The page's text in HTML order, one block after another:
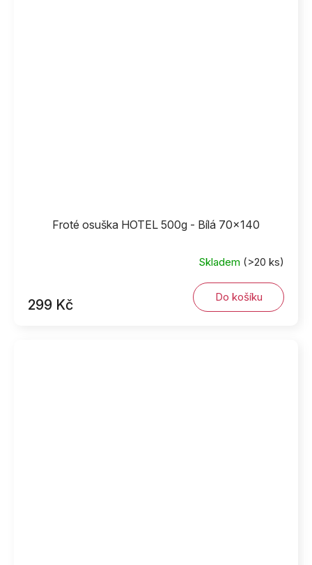
Froté osuška HOTEL 500g - Bílá 70x140
Skladem (>20 ks)
299 Kč Do košíku